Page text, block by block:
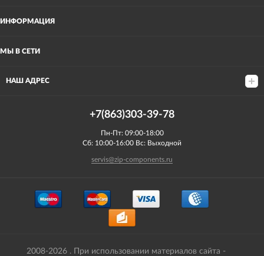
ИНФОРМАЦИЯ
МЫ В СЕТИ
НАШ АДРЕС
+7(863)303-39-78
Пн-Пт: 09:00-18:00
Сб: 10:00-16:00 Вс: Выходной
servis@zip-components.ru
2008-2026 . При использовании материалов сайта -